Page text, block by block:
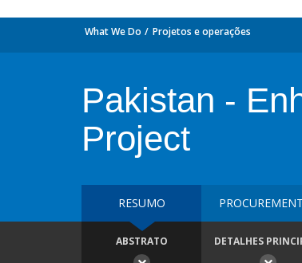
What We Do Projetos e operações
Pakistan -
Project
RESUMO PROCUREMENT
ABSTRATO DETALHES